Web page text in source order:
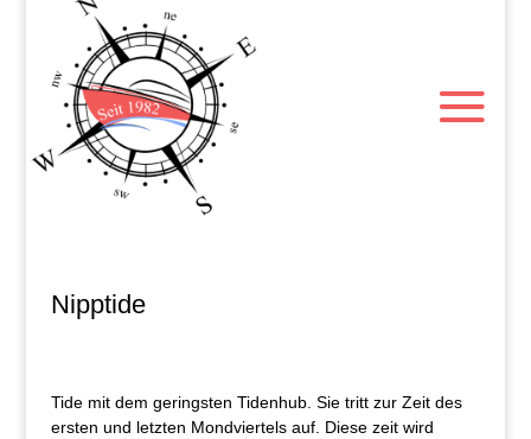
Nipptide
Tide mit dem geringsten Tidenhub. Sie tritt zur Zeit des
ersten und letzten Mondviertels auf. Diese zeit wird